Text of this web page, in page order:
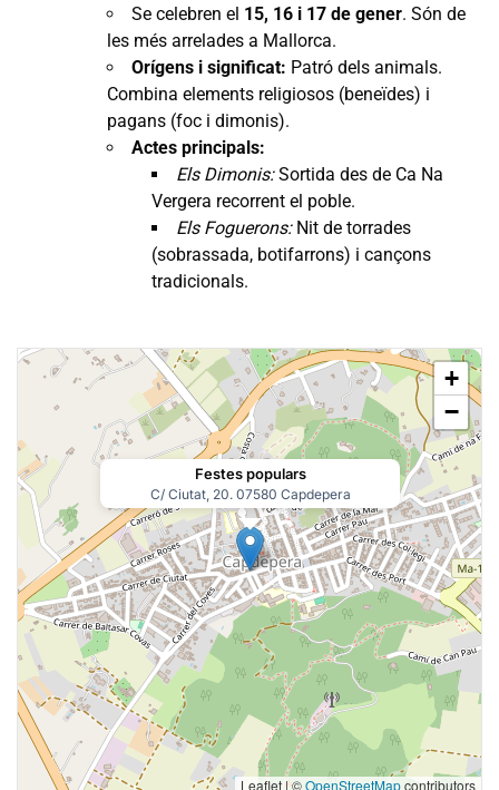
Se celebren el 15, 16 i 17 de gener. Són de
les més arrelades a Mallorca.
Orígens i significat: Patró dels animals.
Combina elements religiosos (beneïdes) i
pagans (foc i dimonis).
Actes principals:
Els Dimonis:Sortida des de Ca Na
Vergera recorrent el poble.
Els Foguerons:Nit de torrades
(sobrassada, botifarrons) i cançons
tradicionals.
Festes populars
C/ Ciutat, 20. 07580 Capdepera
+
−
Leaflet | ©OpenStreetMapcontributors